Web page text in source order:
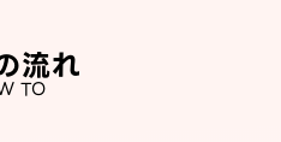
流れ
TO